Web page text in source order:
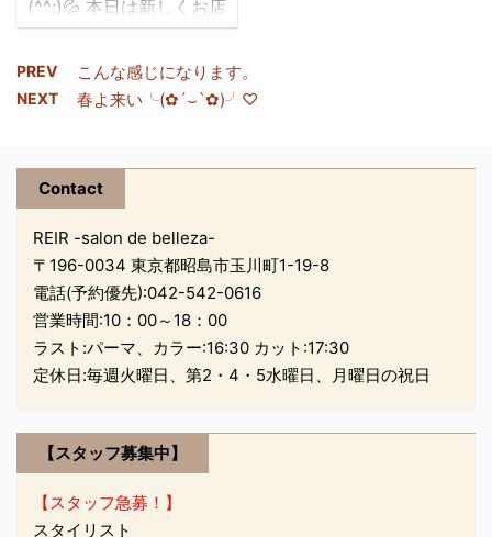
中野おすすめは、そのま
す( *´艸｀) 季節販売な
ので、数量限定商品にな
す！ 気になる方 ...
(^^;)💦 本日は新しくお店
に入荷したオイルのご紹
介です。 こ
ちらは香水のように香り
が持続するオイルになっ
スタイリングからヘア
ケア、ボディーにもお使
ております(^_^) 香の ...
PREV こんな感じになります。
NEXT 春よ来い╰(✿´⌣`✿)╯♡
Contact
REIR -salon de belleza-
〒196-0034 東京都昭島市玉川町1-19-8
電話(予約優先):042-542-0616
営業時間:10：00～18：00
ラスト:パーマ、カラー:16:30 カット:17:30
定休日:毎週火曜日、第2・4・5水曜日、月曜日の祝日
【スタッフ募集中】
【スタッフ急募！】
スタイリスト